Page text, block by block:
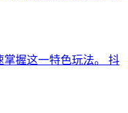
握这一特色玩法。 抖